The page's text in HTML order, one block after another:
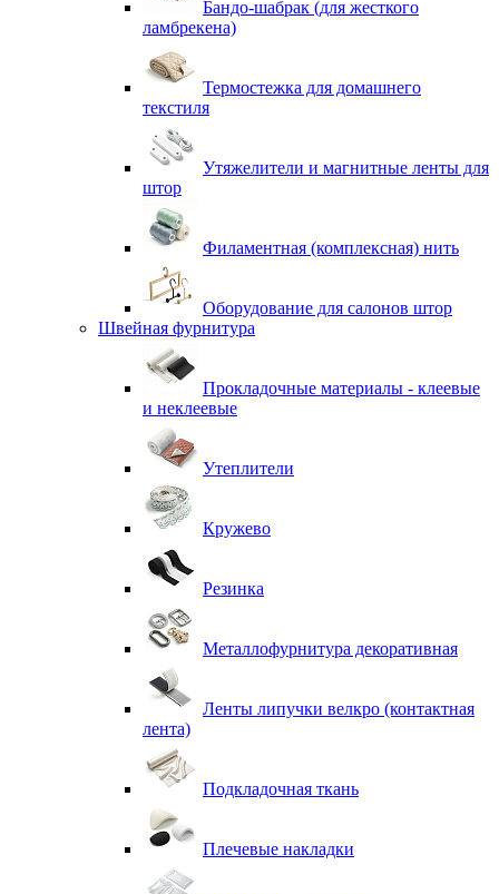
Бандо-шабрак (для жесткого
ламбрекена)
Термостежка для домашнего
текстиля
Утяжелители и магнитные ленты для
штор
Филаментная (комплексная) нить
Оборудование для салонов штор
Швейная фурнитура
Прокладочные материалы - клеевые
и неклеевые
Утеплители
Кружево
Резинка
Металлофурнитура декоративная
Ленты липучки велкро (контактная
лента)
Подкладочная ткань
Плечевые накладки